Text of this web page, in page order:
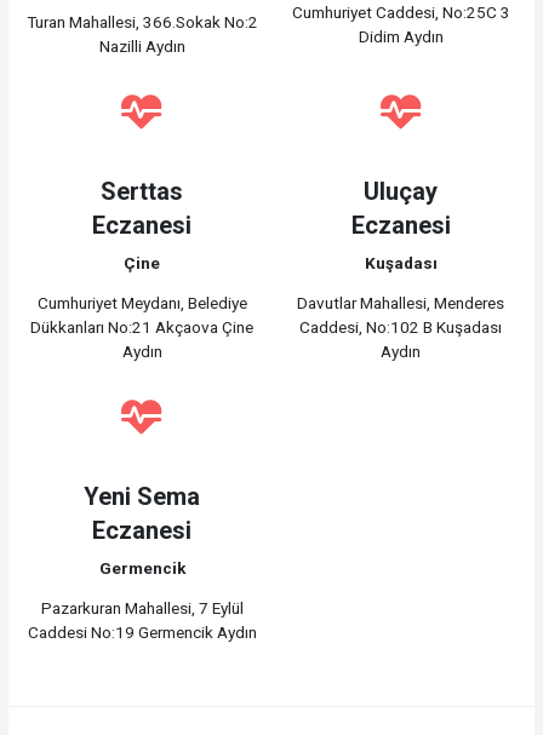
Turan Mahallesi, 366.Sokak No:2
Nazilli Aydın
Cumhuriyet Caddesi, No:25C 3
Didim Aydın
Serttas
Eczanesi
Çine
Cumhuriyet Meydanı, Belediye
Dükkanları No:21 Akçaova Çine
Aydın
Uluçay
Eczanesi
Kuşadası
Davutlar Mahallesi, Menderes
Caddesi, No:102 B Kuşadası
Aydın
Yeni Sema
Eczanesi
Germencik
Pazarkuran Mahallesi, 7 Eylül
Caddesi No:19 Germencik Aydın